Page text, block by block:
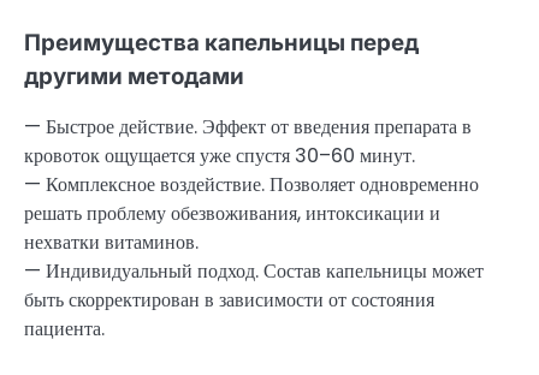
Преимущества капельницы перед
другими методами
— Быстрое действие. Эффект от введения препарата в
кровоток ощущается уже спустя 30–60 минут.
— Комплексное воздействие. Позволяет одновременно
решать проблему обезвоживания, интоксикации и
нехватки витаминов.
— Индивидуальный подход. Состав капельницы может
быть скорректирован в зависимости от состояния
пациента.